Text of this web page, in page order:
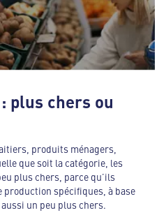
plus chers ou
produits ménagers,
que soit la catégorie, les
plus chers, parce qu’ils
spécifiques, à base
un peu plus chers.